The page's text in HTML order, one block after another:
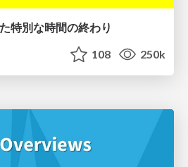
特別な時間の終わり
108 250k